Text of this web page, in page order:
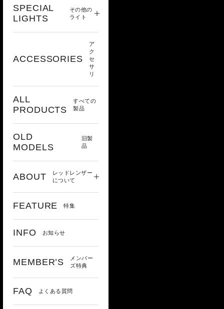
SPECIAL
LIGHTS
その他の
ライト
ACCESSORIES
ア
ク
セ
サ
リ
ALL
PRODUCTS
すべての
製品
OLD
MODELS
旧製
品
ABOUT
レッドレンザー
について
FEATURE 特集
INFO お知らせ
MEMBER’S
メンバー
ズ特典
FAQ よくある質問